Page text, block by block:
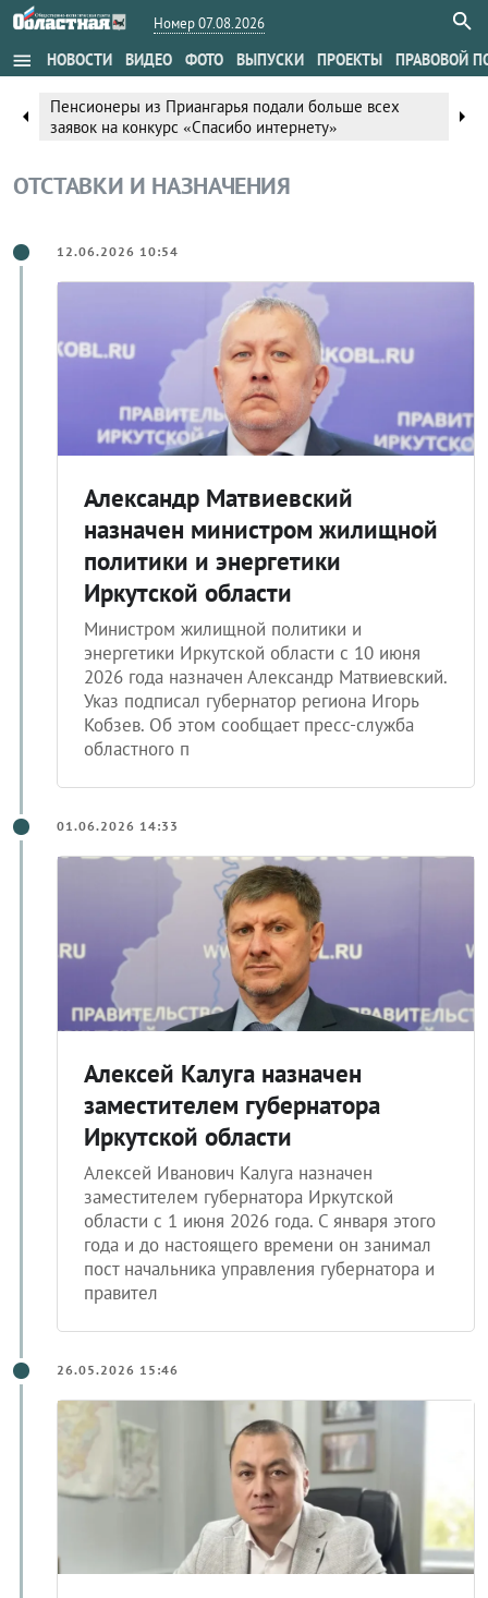
Номер 07.08.2026
menu НОВОСТИ ВИДЕО ФОТО ВЫПУСКИ ПРОЕКТЫ ПРАВОВОЙ
arrow_left
Пенсионеры из Приангарья подали больше всех
заявок на конкурс «Спасибо интернету»
arrow_right
ОТСТАВКИ И НАЗНАЧЕНИЯ
12.06.2026 10:54
Александр Матвиевский
назначен министром жилищной
политики и энергетики
Иркутской области
Министром жилищной политики и
энергетики Иркутской области с 10 июня
2026 года назначен Александр Матвиевский.
Указ подписал губернатор региона Игорь
Кобзев. Об этом сообщает пресс-служба
областного п
01.06.2026 14:33
Алексей Калуга назначен
заместителем губернатора
Иркутской области
Алексей Иванович Калуга назначен
заместителем губернатора Иркутской
области с 1 июня 2026 года. С января этого
года и до настоящего времени он занимал
пост начальника управления губернатора и
правител
26.05.2026 15:46